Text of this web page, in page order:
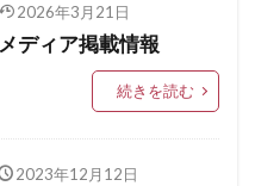
2026年3月21日
メディア掲載情報
続きを読む
2023年12月12日